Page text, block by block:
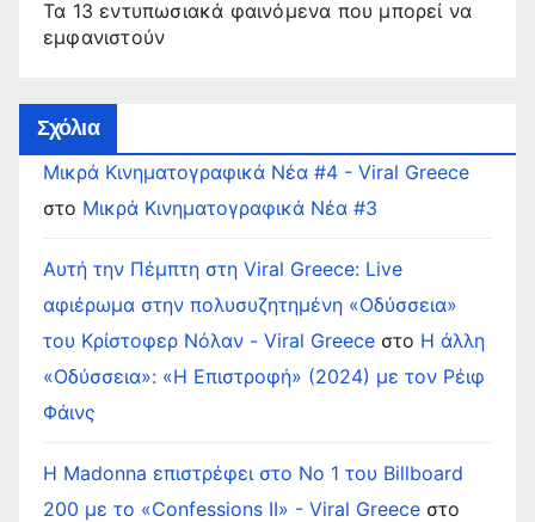
Τα 13 εντυπωσιακά φαινόμενα που μπορεί να
εμφανιστούν
Σχόλια
Μικρά Κινηματογραφικά Νέα #4 - Viral Greece
στο Μικρά Κινηματογραφικά Νέα #3
Αυτή την Πέμπτη στη Viral Greece: Live
αφιέρωμα στην πολυσυζητημένη «Οδύσσεια»
του Κρίστοφερ Νόλαν - Viral Greece στο Η άλλη
«Οδύσσεια»: «Η Επιστροφή» (2024) με τον Ρέιφ
Φάινς
Η Madonna επιστρέφει στο Νο 1 του Billboard
200 με το «Confessions II» - Viral Greece στο